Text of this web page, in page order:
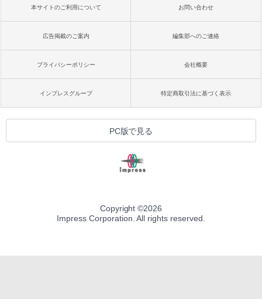
本サイトのご利用について お問い合わせ
広告掲載のご案内 編集部へのご連絡
プライバシーポリシー 会社概要
インプレスグループ 特定商取引法に基づく表示
PC版で見る
Copyright ©2026
Impress Corporation. All rights reserved.